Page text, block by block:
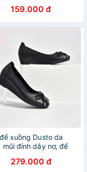
159.000 đ
xuồng Dusto da
mũi đính dây nơ, đế
279.000 đ